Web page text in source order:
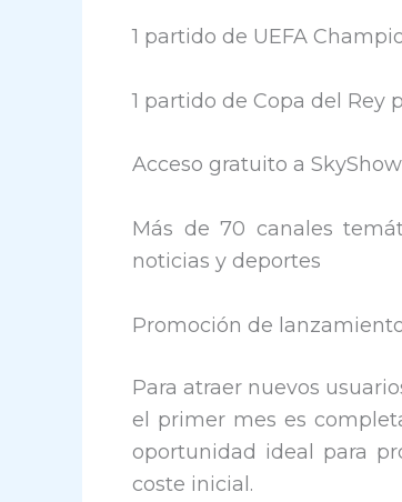
1 partido de UEFA
1 partido de Copa del Rey
Acceso gratuito a
Más de 70 canales
noticias y deportes
Promoción de
Para atraer nuevos
el primer mes es
oportunidad ideal para
coste inicial.